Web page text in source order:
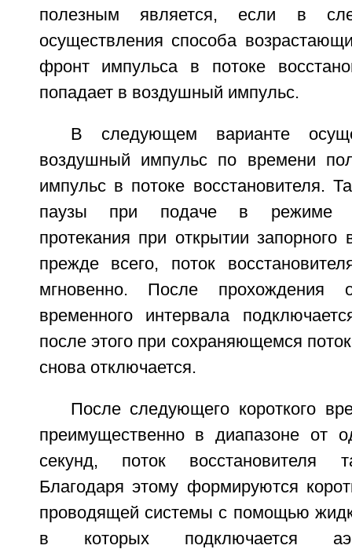
полезным является, если в
осуществления способа
фронт импульса в потоке
попадает в воздушный импульс.
В следующем варианте
воздушный импульс по времени
импульс в потоке восстановителя.
паузы при подаче в режиме
протекания при открытии запорного
прежде всего, поток
мгновенно. После прохождения
временного интервала
после этого при сохраняющемся
снова отключается.
После следующего короткого
преимущественно в диапазоне от
секунд, поток восстановителя
Благодаря этому формируются
проводящей системы с помощью
в которых подключается